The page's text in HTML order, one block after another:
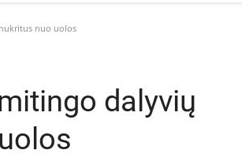
nuo uolos
dalyvių